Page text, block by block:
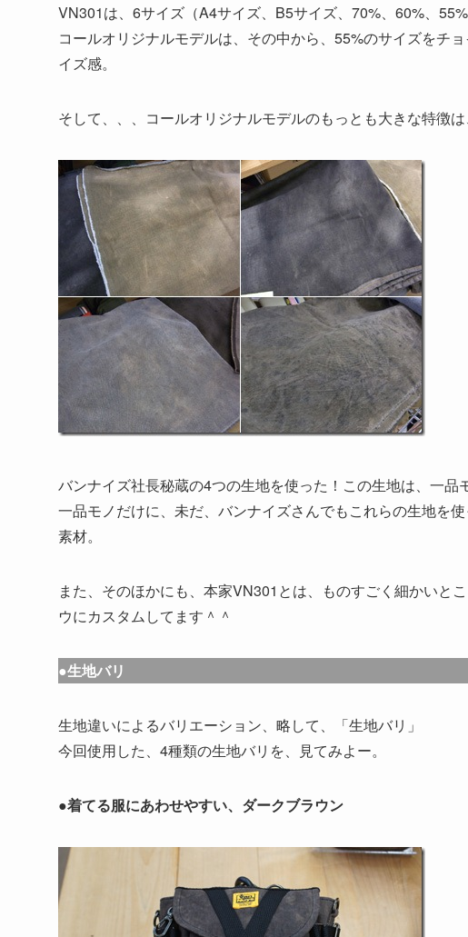
VN301は、6サイズ（A4サイズ、B5サイズ、70%、60%、55%
コールオリジナルモデルは、その中から、55%のサイズをチ
イズ感。
そして、、、コールオリジナルモデルのもっとも大きな特徴は
バンナイズ社長秘蔵の4つの生地を使った！この生地は、一品
一品モノだけに、未だ、バンナイズさんでもこれらの生地を
素材。
また、そのほかにも、本家VN301とは、ものすごく細かいと
ウにカスタムしてます＾＾
●生地バリ
生地違いによるバリエーション、略して、「生地バリ」
今回使用した、4種類の生地バリを、見てみよー。
●着てる服にあわせやすい、ダークブラウン